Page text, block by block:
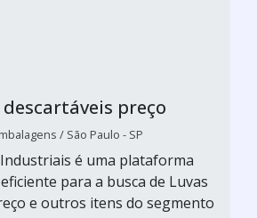
descartáveis preço
/ São Paulo - SP
é uma plataforma
para a busca de Luvas
e outros itens do segmento